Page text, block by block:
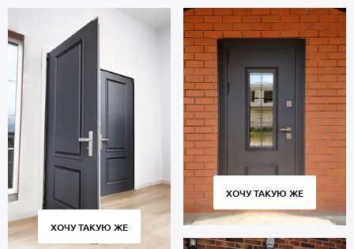
Створка и короб — сталь российского производства, толщиной 2
мм. Отделка внутри: МДФ. В комплектацию двери входят замки
4-го класса взломостойкости.
В полости створки имеется утепление отсутствует. Уплотнение: 2
контура для дополнительной защиты от посторонних звуков с
улицы или из подъезда.
Полуторная дверь с багетным оформлением предназначена для
многолетней эксплуатации и сохраняет работоспособность
множества циклов открывания и закрывания. Соблюдение
технологии изготовления, точное соответствие размеров и
качественные петли гарантируют плотное прилегание створки к
коробке без скрипов и деформаций.
Стоимость указана за базовый размер 2000х800 мм. Гарантия 5
ХОЧУ ТАКУЮ ЖЕ
ХОЧУ ТАКУЮ ЖЕ